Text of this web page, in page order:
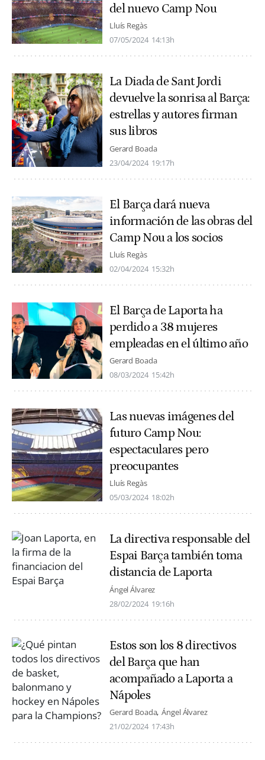
del nuevo Camp Nou
Lluís Regàs
07/05/2024 14:13h
La Diada de Sant Jordi
devuelve la sonrisa al Barça:
estrellas y autores firman
sus libros
Gerard Boada
23/04/2024 19:17h
El Barça dará nueva
información de las obras del
Camp Nou a los socios
Lluís Regàs
02/04/2024 15:32h
El Barça de Laporta ha
perdido a 38 mujeres
empleadas en el último año
Gerard Boada
08/03/2024 15:42h
Las nuevas imágenes del
futuro Camp Nou:
espectaculares pero
preocupantes
Lluís Regàs
05/03/2024 18:02h
La directiva responsable del
Espai Barça también toma
distancia de Laporta
Ángel Álvarez
28/02/2024 19:16h
Estos son los 8 directivos
del Barça que han
acompañado a Laporta a
Nápoles
Gerard Boada Ángel Álvarez
21/02/2024 17:43h